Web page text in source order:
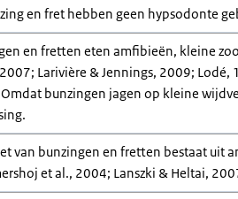
en fret hebben geen hypsodonte
en fretten eten amfibieën, kleine
Larivière & Jennings, 2009;
bunzingen jagen op kleine
van bunzingen en fretten bestaat uit
et al., 2004; Lanszki & Heltai,